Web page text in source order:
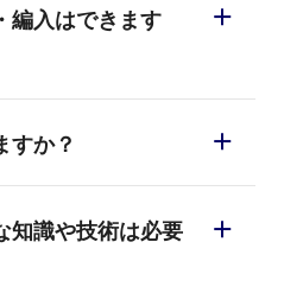
編入はできます
いる高校から提携して
編入が必要になり、単
て引き継ぐことができ
明会などでご相談く
すか？
が異なりますので、詳
知識や技術は必要